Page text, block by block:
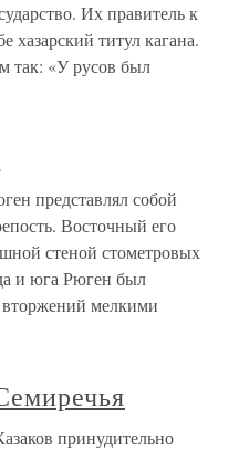
Их правитель к
хазарский титул кагана.
так: «У русов был
представлял собой
Восточный его
стеной стометровых
и юга Рюген был
мелкими
принудительно